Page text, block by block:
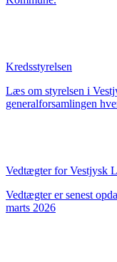
Kredsstyrelsen
Læs om styrelsen i
generalforsamlingen
Vedtægter for Vestjysk
Vedtægter er senest
marts 2026